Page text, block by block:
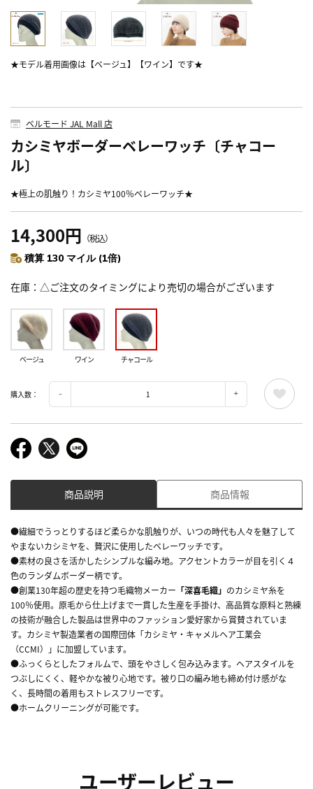
★モデル着用画像は【ベージュ】【ワイン】です★
ベルモード JAL Mall 店
カシミヤボーダーベレーワッチ〔チャコー
ル〕
★極上の肌触り！カシミヤ100％ベレーワッチ★
14,300円 （税込）
積算 130 マイル (1倍)
在庫 △ご注文のタイミングにより売切の場合がございます
ベージュ ワイン チャコール
購入数：
商品説明 商品情報
●繊細でうっとりするほど柔らかな肌触りが、いつの時代も人々を魅了して
やまないカシミヤを、贅沢に使用したベレーワッチです。
●素材の良さを活かしたシンプルな編み地。アクセントカラーが目を引く４
色のランダムボーダー柄です。
●創業130年超の歴史を持つ毛織物メーカー 「深喜毛織」 のカシミヤ糸を
100％使用。原毛から仕上げまで一貫した生産を手掛け、高品質な原料と熟練
の技術が融合した製品は世界中のファッション愛好家から賞賛されていま
す。カシミヤ製造業者の国際団体「カシミヤ・キャメルヘア工業会
（CCMI）」に加盟しています。
●ふっくらとしたフォルムで、頭をやさしく包み込みます。ヘアスタイルを
つぶしにくく、軽やかな被り心地です。被り口の編み地も締め付け感がな
く、長時間の着用もストレスフリーです。
●ホームクリーニングが可能です。
ユーザーレビュー